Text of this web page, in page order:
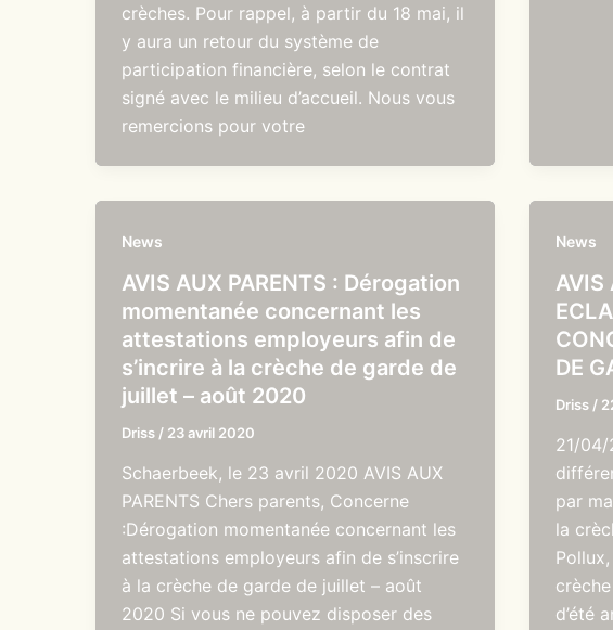
crèches. Pour rappel, à partir du 18 mai, il
y aura un retour du système de
participation financière, selon le contrat
signé avec le milieu d’accueil. Nous vous
remercions pour votre
News
AVIS AUX PARENTS : Dérogation
momentanée concernant les
attestations employeurs afin de
s’incrire à la crèche de garde de
juillet – août 2020
Driss / 23 avril 2020
Schaerbeek, le 23 avril 2020 AVIS AUX
PARENTS Chers parents, Concerne
:Dérogation momentanée concernant les
attestations employeurs afin de s’inscrire
à la crèche de garde de juillet – août
2020 Si vous ne pouvez disposer des
News
AVIS
DE
Driss /
21/04/
par
la
d’été